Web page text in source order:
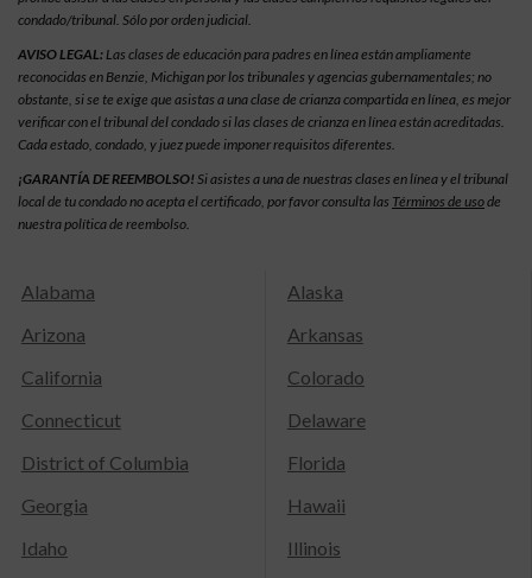
condado/tribunal. Sólo por orden judicial.
AVISO LEGAL:Las clases de educación para padres en línea están ampliamente
reconocidas en Benzie, Michigan por los tribunales y agencias gubernamentales; no
obstante, si se te exige que asistas a una clase de crianza compartida en línea, es mejor
verificar con el tribunal del condado si las clases de crianza en línea están acreditadas.
Cada estado, condado, y juez puede imponer requisitos diferentes.
¡GARANTÍA DE REEMBOLSO! Si asistes a una de nuestras clases en línea y el tribunal
local de tu condado no acepta el certificado, por favor consulta las Términos de usode
nuestra política de reembolso.
Alabama
Alaska
Arizona
Arkansas
California
Colorado
Connecticut
Delaware
District of Columbia
Florida
Georgia
Hawaii
Idaho
Illinois